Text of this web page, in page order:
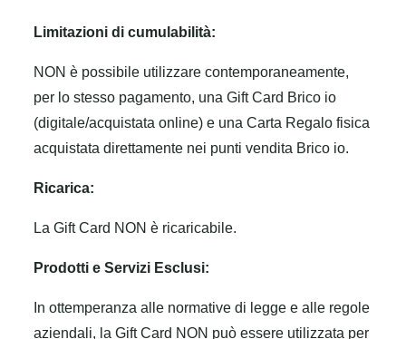
Limitazioni di cumulabilità:
NON è possibile utilizzare contemporaneamente,
per lo stesso pagamento, una Gift Card Brico io
(digitale/acquistata online) e una Carta Regalo fisica
acquistata direttamente nei punti vendita Brico io.
Ricarica:
La Gift Card NON è ricaricabile.
Prodotti e Servizi Esclusi:
In ottemperanza alle normative di legge e alle regole
aziendali, la Gift Card NON può essere utilizzata per